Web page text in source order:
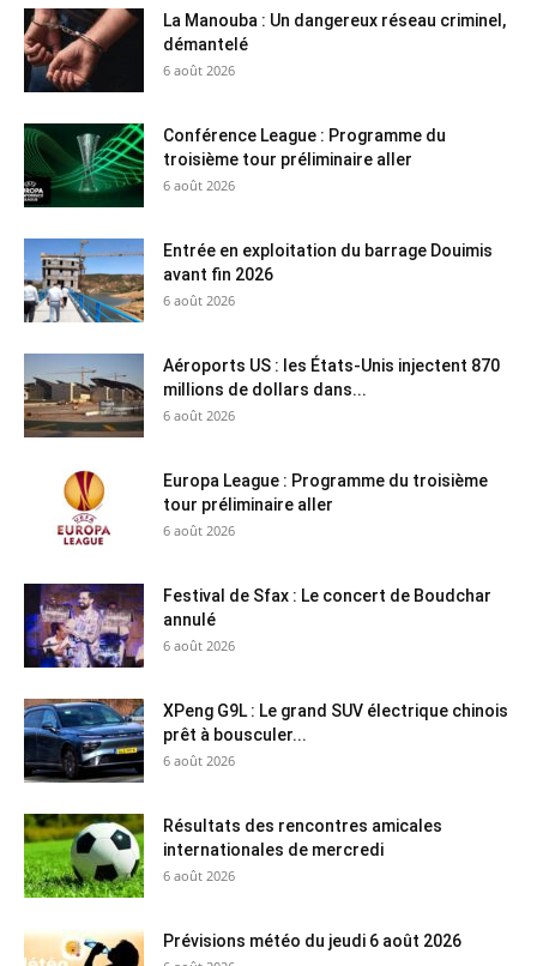
La Manouba : Un dangereux réseau criminel,
démantelé
6 août 2026
Conférence League : Programme du
troisième tour préliminaire aller
6 août 2026
Entrée en exploitation du barrage Douimis
avant fin 2026
6 août 2026
Aéroports US : les États-Unis injectent 870
millions de dollars dans...
6 août 2026
Europa League : Programme du troisième
tour préliminaire aller
6 août 2026
Festival de Sfax : Le concert de Boudchar
annulé
6 août 2026
XPeng G9L : Le grand SUV électrique chinois
prêt à bousculer...
6 août 2026
Résultats des rencontres amicales
internationales de mercredi
6 août 2026
Prévisions météo du jeudi 6 août 2026